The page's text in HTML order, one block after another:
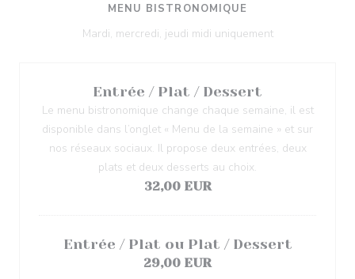
MENU BISTRONOMIQUE
Mardi, mercredi, jeudi midi uniquement
Entrée / Plat / Dessert
Le menu bistronomique change chaque semaine, il est
disponible dans l’onglet « Menu de la semaine » et sur
nos réseaux sociaux. Il propose deux entrées, deux
plats et deux desserts au choix.
32,00 EUR
Entrée / Plat ou Plat / Dessert
29,00 EUR